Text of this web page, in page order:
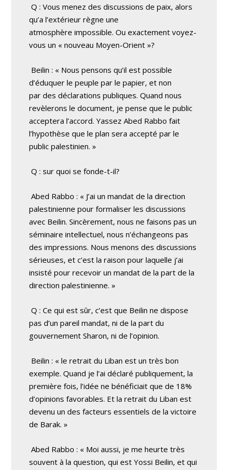
Q : Vous menez des discussions de paix, alors
qu’a l’extérieur règne une
atmosphère impossible. Ou exactement voyez-
vous un « nouveau Moyen-Orient »?
Beilin : « Nous pensons qu’il est possible
d’éduquer le peuple par le papier, et non
par des déclarations publiques. Quand nous
revèlerons le document, je pense que le public
acceptera l’accord. Yassez Abed Rabbo fait
l’hypothèse que le plan sera accepté par le
public palestinien. »
Q : sur quoi se fonde-t-il?
Abed Rabbo : « J’ai un mandat de la direction
palestinienne pour formaliser les discussions
avec Beilin. Sincèrement, nous ne faisons pas un
séminaire intellectuel, nous n’échangeons pas
des impressions. Nous menons des discussions
sérieuses, et c’est la raison pour laquelle j’ai
insisté pour recevoir un mandat de la part de la
direction palestinienne. »
Q : Ce qui est sûr, c’est que Beilin ne dispose
pas d’un pareil mandat, ni de la part du
gouvernement Sharon, ni de l’opinion.
Beilin : « le retrait du Liban est un très bon
exemple. Quand je l’ai déclaré publiquement, la
première fois, l’idée ne bénéficiait que de 18%
d’opinions favorables. Et la retrait du Liban est
devenu un des facteurs essentiels de la victoire
de Barak. »
Abed Rabbo : « Moi aussi, je me heurte très
souvent à la question, qui est Yossi Beilin, et qui